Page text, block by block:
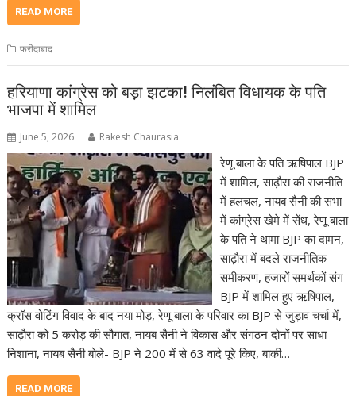
READ MORE
फरीदाबाद
हरियाणा कांग्रेस को बड़ा झटका! निलंबित विधायक के पति
भाजपा में शामिल
June 5, 2026 Rakesh Chaurasia
रेणू बाला के पति ऋषिपाल BJP
में शामिल, साढ़ौरा की राजनीति
में हलचल, नायब सैनी की सभा
में कांग्रेस खेमे में सेंध, रेणू बाला
के पति ने थामा BJP का दामन,
साढ़ौरा में बदले राजनीतिक
समीकरण, हजारों समर्थकों संग
BJP में शामिल हुए ऋषिपाल,
क्रॉस वोटिंग विवाद के बाद नया मोड़, रेणू बाला के परिवार का BJP से जुड़ाव चर्चा में,
साढ़ौरा को 5 करोड़ की सौगात, नायब सैनी ने विकास और संगठन दोनों पर साधा
निशाना, नायब सैनी बोले- BJP ने 200 में से 63 वादे पूरे किए, बाकी…
READ MORE